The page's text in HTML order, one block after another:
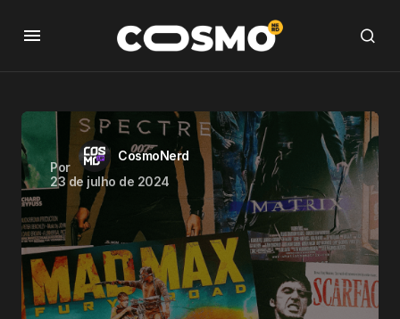
Por
CosmoNerd
23 de julho de 2024